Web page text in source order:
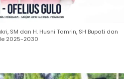
SM dan H. Husni Tamrin, SH Bupati dan
2025-2030